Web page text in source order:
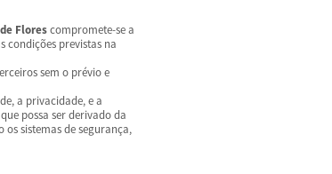
Florescompromete-se a
condições previstas na
sem o prévio e
a privacidade, e a
possa ser derivado da
sistemas de segurança,